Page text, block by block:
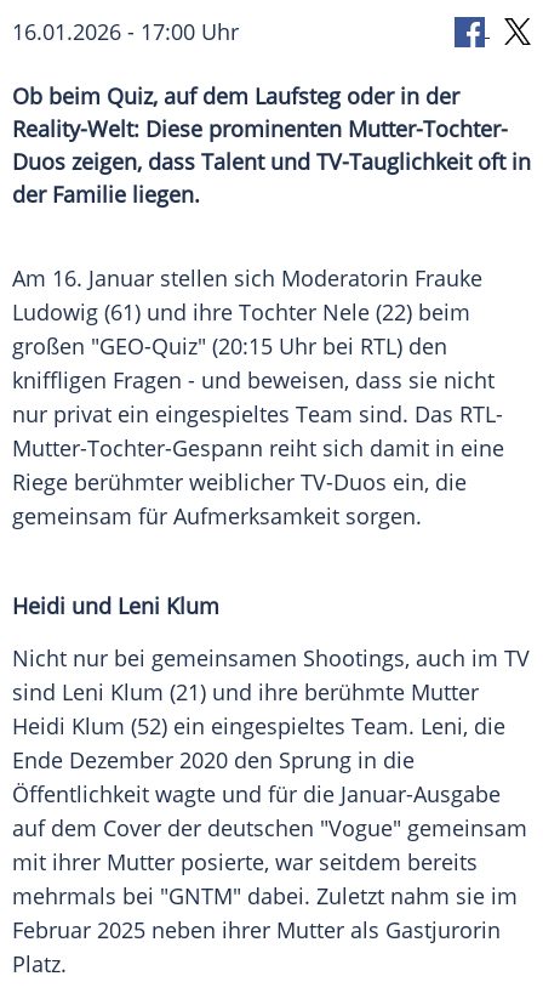
16.01.2026 - 17:00 Uhr
Ob beim Quiz, auf dem Laufsteg oder in der
Reality-Welt: Diese prominenten Mutter-Tochter-
Duos zeigen, dass Talent und TV-Tauglichkeit oft in
der Familie liegen.
Am 16. Januar stellen sich Moderatorin Frauke
Ludowig (61) und ihre Tochter Nele (22) beim
großen "GEO-Quiz" (20:15 Uhr bei RTL) den
kniffligen Fragen - und beweisen, dass sie nicht
nur privat ein eingespieltes Team sind. Das RTL-
Mutter-Tochter-Gespann reiht sich damit in eine
Riege berühmter weiblicher TV-Duos ein, die
gemeinsam für Aufmerksamkeit sorgen.
Heidi und Leni Klum
Nicht nur bei gemeinsamen Shootings, auch im TV
sind Leni Klum (21) und ihre berühmte Mutter
Heidi Klum (52) ein eingespieltes Team. Leni, die
Ende Dezember 2020 den Sprung in die
Öffentlichkeit wagte und für die Januar-Ausgabe
auf dem Cover der deutschen "Vogue" gemeinsam
mit ihrer Mutter posierte, war seitdem bereits
mehrmals bei "GNTM" dabei. Zuletzt nahm sie im
Februar 2025 neben ihrer Mutter als Gastjurorin
Platz.